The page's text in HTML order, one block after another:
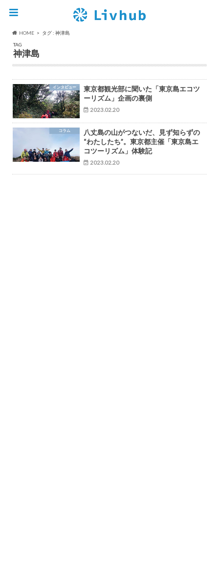
HOME
タグ : 神津島
TAG
神津島
インタビュー
東京都観光部に聞いた「東京島エコツ
ーリズム」企画の裏側
2023.02.20
コラム
八丈島の山がつないだ、見ず知らずの
“わたしたち”。東京都主催「東京島エ
コツーリズム」体験記
2023.02.20